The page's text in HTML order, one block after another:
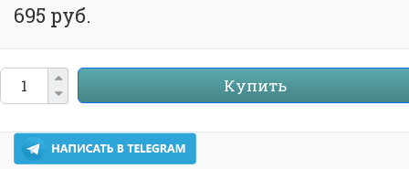
695 руб.
Купить